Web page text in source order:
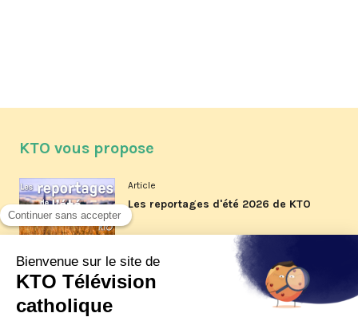
KTO vous propose
Article
Les reportages d'été 2026 de KTO
Article
La visite pastorale du pape Léon
XIV à Assise à suivre sur KTO le